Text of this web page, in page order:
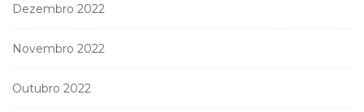
Dezembro 2022
Novembro 2022
Outubro 2022